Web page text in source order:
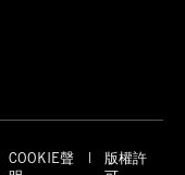
COOKIE聲
版權許